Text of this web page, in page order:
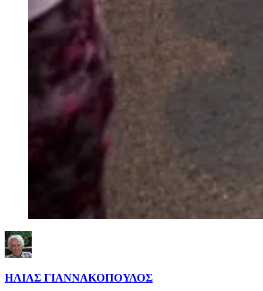
ΗΛΙΑΣ ΓΙΑΝΝΑΚΟΠΟΥΛΟΣ